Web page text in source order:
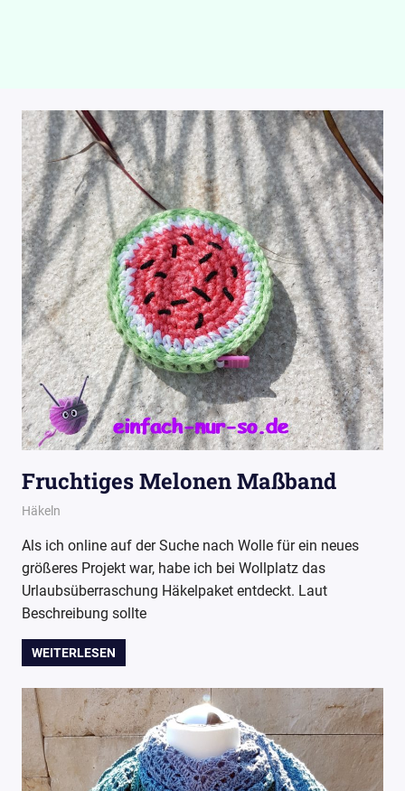
Fruchtiges Melonen Maßband
14. Juli 2017
Wollpoesie
Häkeln
Als ich online auf der Suche nach Wolle für ein neues
größeres Projekt war, habe ich bei Wollplatz das
Urlaubsüberraschung Häkelpaket entdeckt. Laut
Beschreibung sollte
WEITERLESEN